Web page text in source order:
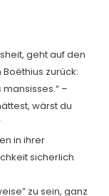
geht auf den
zurück:
–
wärst du
in ihrer
sicherlich
zu sein, ganz